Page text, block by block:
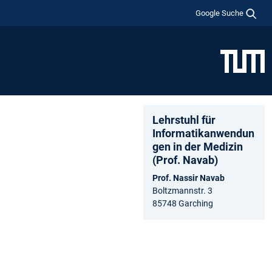
Google Suche
Lehrstuhl für
Informatikanwendun
gen in der Medizin
(Prof. Navab)
Prof. Nassir Navab
Boltzmannstr. 3
85748 Garching